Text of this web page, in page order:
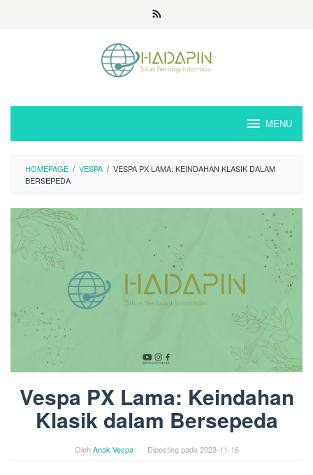
MENU
HOMEPAGE / VESPA / VESPA PX LAMA: KEINDAHAN KLASIK DALAM
BERSEPEDA
Vespa PX Lama: Keindahan
Klasik dalam Bersepeda
OlehAnak Vespa Diposting pada 2023-11-16